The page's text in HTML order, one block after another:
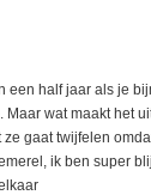
half jaar als je
wat maakt het
gaat twijfelen
ik ben super